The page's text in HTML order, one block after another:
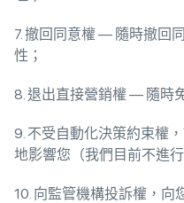
7. 撤回同意權 — 隨時撤回
性；
8. 退出直接營銷權 — 隨時
9. 不受自動化決策約束權
地影響您（我們目前不進
10. 向監管機構投訴權，向